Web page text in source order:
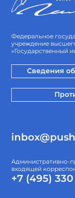
Федеральное
учреждение
«Государственный
Сведения
Административно-
входящей
+7 (495) 330